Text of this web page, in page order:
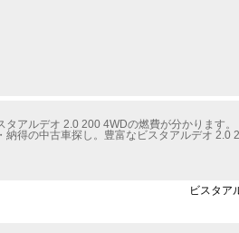
アルデオ 2.0 200 4WDの燃費が分かります。
得の中古車探し。豊富なビスタアルデオ
ビスタア